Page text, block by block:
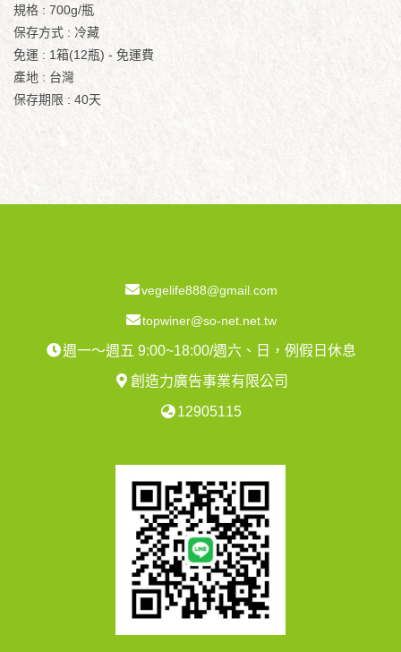
規格 : 700g/瓶
保存方式 : 冷藏
免運 : 1箱(12瓶) - 免運費
產地 : 台灣
保存期限 : 40天
vegelife888@gmail.com
topwiner@so-net.net.tw
週一～週五 9:00~18:00/週六、日，例假日休息
創造力廣告事業有限公司
12905115